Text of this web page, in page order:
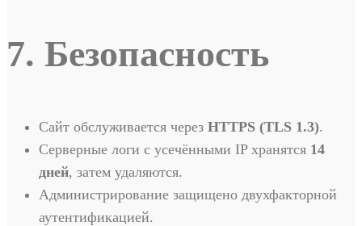
7. Безопасность
Сайт обслуживается через HTTPS (TLS 1.3).
Серверные логи с усечёнными IP хранятся 14
дней, затем удаляются.
Администрирование защищено двухфакторной
аутентификацией.